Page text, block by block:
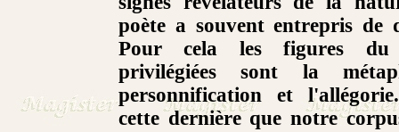
poète a souvent entrepris de
Pour cela les figures du
privilégiées sont la
personnification et
cette dernière que notre